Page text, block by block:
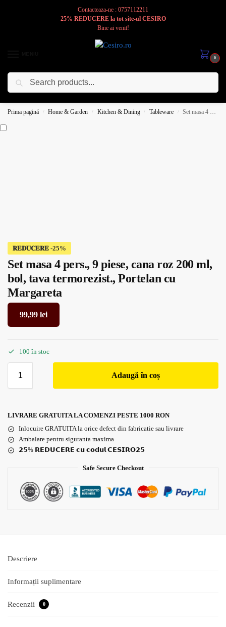
Contacteaza-ne : 0757112211
25% REDUCERE la tot site-ul CESIRO
Bine ai venit!
0
Cesiro
Prima pagină / Home & Garden / Kitchen & Dining / Tableware / Set masa 4 pers., 9 piese, cana roz 200 ml, bol, tava termorezist., Portelan cu Margareta
𝐑𝐄𝐃𝐔𝐂𝐄𝐑𝐄
Set masa 4 pers., 9 piese, cana roz 200 ml,
bol, tava termorezist., Portelan cu
Margareta
99,99 lei
100 în stoc
Adaugă în coș
LIVRARE GRATUITA LA COMENZI PESTE 1000 RON
Inlocuire GRATUITA la orice defect din fabricatie sau livrare
Ambalare pentru siguranta maxima
𝟮𝟱% 𝗥𝗘𝗗𝗨𝗖𝗘𝗥𝗘 𝗰𝘂 𝗰𝗼𝗱𝘂𝗹 𝗖𝗘𝗦𝗜𝗥𝗢𝟮𝟱
Safe Secure Checkout
Descriere
Informații suplimentare
Recenzii 0